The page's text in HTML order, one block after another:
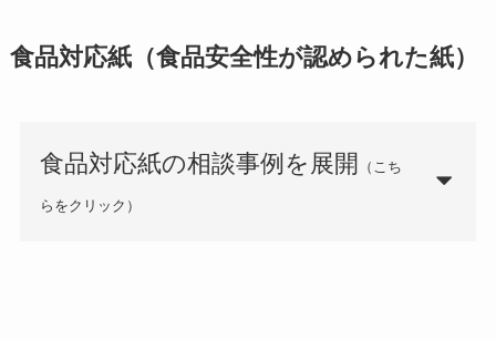
食品対応紙（食品安全性が認められた紙）
食品対応紙の相談事例を展開 （こち
らをクリック）